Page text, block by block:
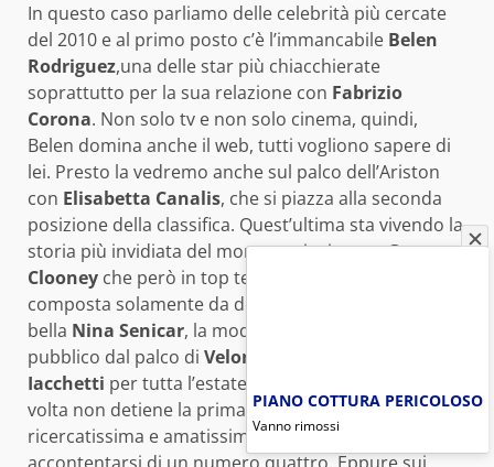
In questo caso parliamo delle celebrità più cercate
del 2010 e al primo posto c’è l’immancabile Belen
Rodriguez,una delle star più chiacchierate
soprattutto per la sua relazione con Fabrizio
Corona. Non solo tv e non solo cinema, quindi,
Belen domina anche il web, tutti vogliono sapere di
lei. Presto la vedremo anche sul palco dell’Ariston
con Elisabetta Canalis, che si piazza alla seconda
posizione della classifica. Quest’ultima sta vivendo la
storia più invidiata del momento insieme aGeorge
Clooney che però in top ten non c’è, la classifica è
composta solamente da donne. Al terzo posto c’è la
bella Nina Senicar, la modella che ha conquistato il
pubblico dal palco di Velone
Iacchetti per tutta l’estate. Stranamente questa
volta non detiene la prima posizione la
ricercatissima e amatissimaLady Gaga
PIANO COTTURA PERICOLOSO
Vanno rimossi